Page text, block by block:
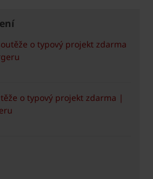
o typový projekt zdarma
o typový projekt zdarma |